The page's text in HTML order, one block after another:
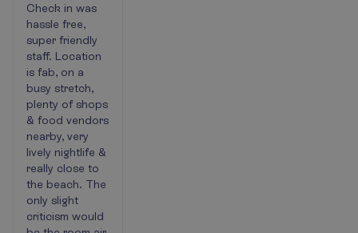
Check in was
hassle free,
super friendly
staff. Location
is fab, on a
busy stretch,
plenty of shops
& food vendors
nearby, very
lively nightlife &
really close to
the beach. The
only slight
criticism would